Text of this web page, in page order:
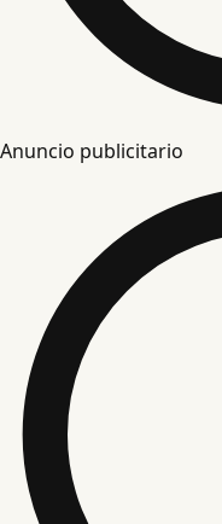
Anuncio publicitario